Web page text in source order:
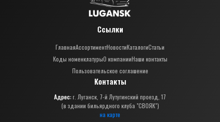
Ссылки
ГлавнаяАссортиментНовостиКаталогиСтатьи
Коды номенклатурыО компанииНаши контакты
Пользовательское соглашение
Контакты
Адрес:г. Луганск, 7-й Лутугинский проезд, 17
(в здании бильярдного клуба "СВОЯК")
на карте